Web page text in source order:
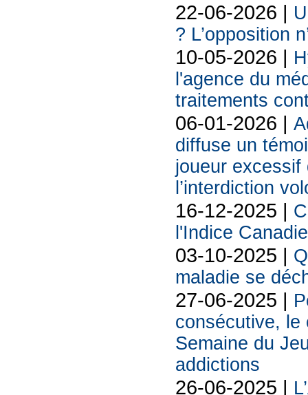
22-06-2026 |
? L’opposition
10-05-2026 |
l'agence du
traitements
06-01-2026 |
diffuse un
joueur
l’interdiction
16-12-2025 |
l'Indice
03-10-2025 |
maladie se
27-06-2025 |
consécutive, le
Semaine du
addictions
26-06-2025 |